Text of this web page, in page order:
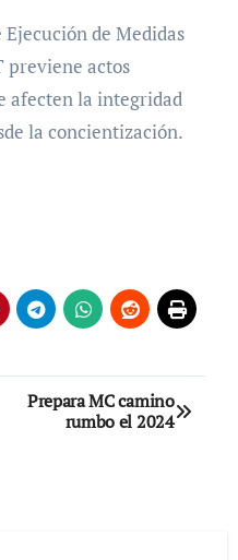
de Medidas
previene actos
afecten la integridad
la concientización.
Prepara MC camino
rumbo el 2024